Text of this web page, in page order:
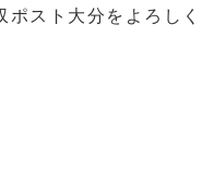
スト大分をよろし